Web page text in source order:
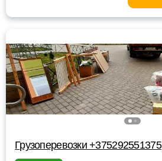
Грузоперевозки +375292551375